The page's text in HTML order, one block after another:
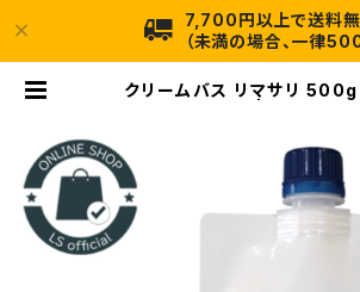
7,700円以上で送料
（未満の場合、一律500
クリームバス リマサリ 500g